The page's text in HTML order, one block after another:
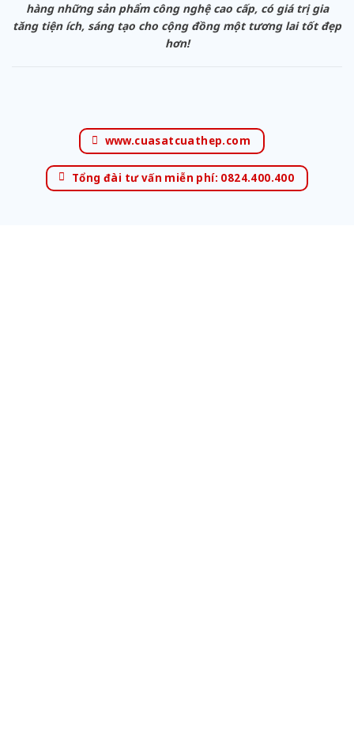
hàng những sản phẩm công nghệ cao cấp, có giá trị gia
tăng tiện ích, sáng tạo cho cộng đồng một tương lai tốt đẹp
hơn!
www.cuasatcuathep.com
Tổng đài tư vấn miễn phí: 0824.400.400